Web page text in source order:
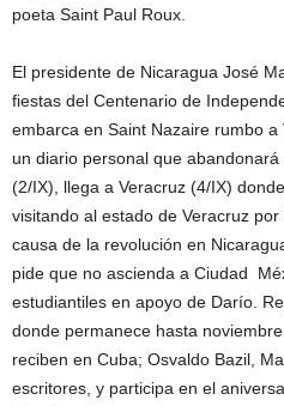
poeta Saint Paul Roux.
El presidente de Nicaragua José
fiestas del Centenario de
embarca en Saint Nazaire rumbo
un diario personal que
(2/IX), llega a Veracruz (4/IX)
visitando al estado de Veracruz
causa de la revolución en
pide que no ascienda a Ciudad
estudiantiles en apoyo de Darío.
donde permanece hasta
reciben en Cuba; Osvaldo Bazil,
escritores, y participa en el